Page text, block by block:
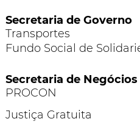
Secretaria de Governo
Transportes
Fundo Social de
Secretaria de
PROCON
Justiça Gratuita